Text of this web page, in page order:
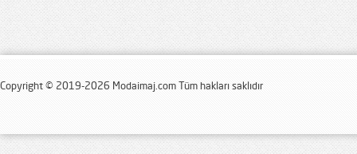
Copyright © 2019-2026 Modaimaj.com Tüm hakları saklıdır